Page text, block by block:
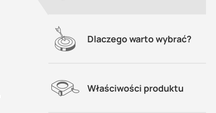
Dlaczego warto wybrać?
Właściwości produktu